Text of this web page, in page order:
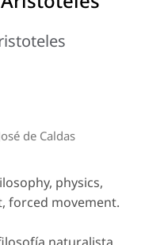
de Caldas
physics,
forced movement.